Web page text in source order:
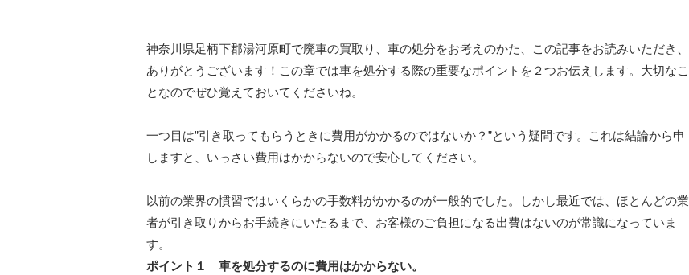
神奈川県足柄下郡湯河原町で廃車の買取り、車の処分をお考えのかた、この記事をお読みいただき、
ありがとうございます！この章では車を処分する際の重要なポイントを２つお伝えします。大切なこ
となのでぜひ覚えておいてくださいね。
一つ目は”引き取ってもらうときに費用がかかるのではないか？”という疑問です。これは結論から申
しますと、いっさい費用はかからないので安心してください。
以前の業界の慣習ではいくらかの手数料がかかるのが一般的でした。しかし最近では、ほとんどの業
者が引き取りからお手続きにいたるまで、お客様のご負担になる出費はないのが常識になっていま
す。
ポイント１ 車を処分するのに費用はかからない。